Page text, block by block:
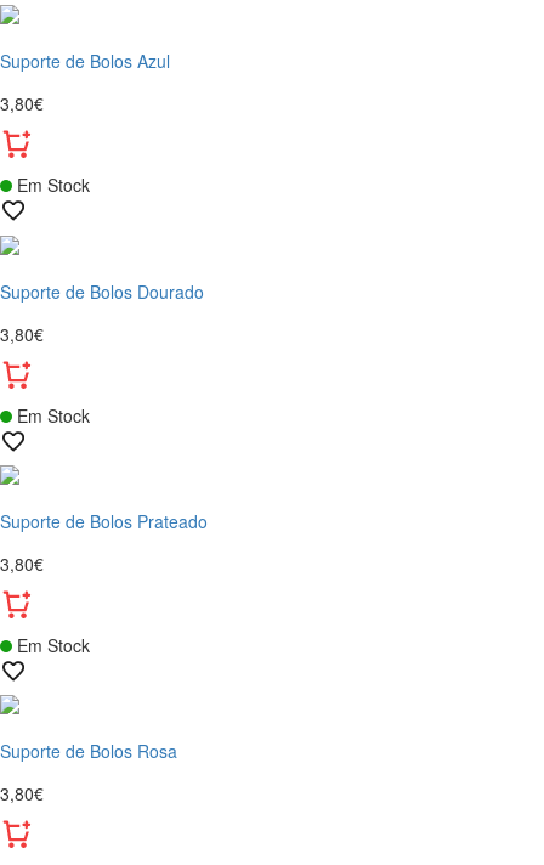
Suporte de Bolos Azul
3,80€
Em Stock
Suporte de Bolos Dourado
3,80€
Em Stock
Suporte de Bolos Prateado
3,80€
Em Stock
Suporte de Bolos Rosa
3,80€